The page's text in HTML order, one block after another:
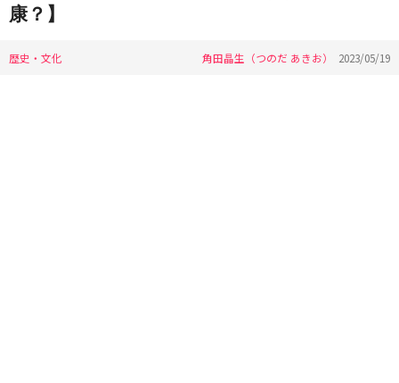
康？】
歴史・文化 角田晶生（つのだ あきお） 2023/05/19